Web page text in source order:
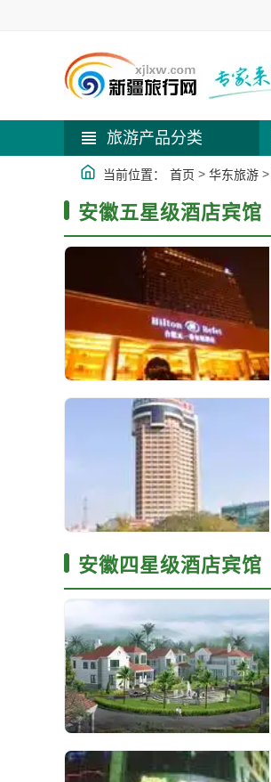
旅游产品分类
当前位置： 首页 > 华东旅游 >
安徽五星级酒店宾馆
安徽四星级酒店宾馆